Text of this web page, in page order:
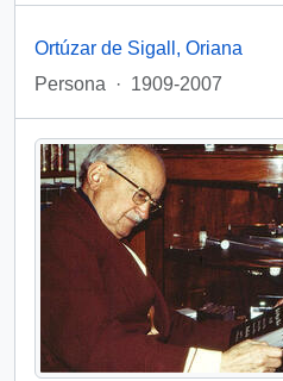
Ortúzar de Sigall, Oriana
Persona
· 1909-2007